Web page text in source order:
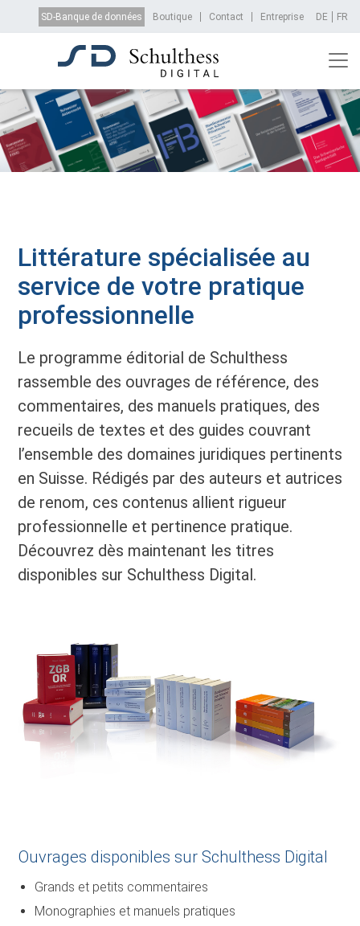
Aller au contenu principal
Top Menu
SD-Banque de données Boutique Contact Entreprise DE FR
Littérature spécialisée au
service de votre pratique
professionnelle
Le programme éditorial de Schulthess
rassemble des ouvrages de référence, des
commentaires, des manuels pratiques, des
recueils de textes et des guides couvrant
l’ensemble des domaines juridiques pertinents
en Suisse. Rédigés par des auteurs et autrices
de renom, ces contenus allient rigueur
professionnelle et pertinence pratique.
Découvrez dès maintenant les titres
disponibles sur Schulthess Digital.
Ouvrages disponibles sur Schulthess Digital
Grands et petits commentaires
Monographies et manuels pratiques